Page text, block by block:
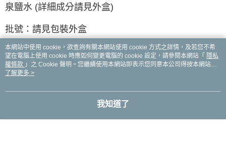
泉鹽水 (詳細成分請見外盒)
批號：請見包裝外盒
保存期限：4年
有效期間：請見中文標籤說明，開封後請儘速使用。
注意事項：本產品不含防腐劑，請保持瓶口處乾燥。
本網站中使用 cookie，欲查詢有關本網站使用 cookie 方式之詳情，及若您不希
望在電腦上使用 cookie 時應如何變更電腦的 cookie 設定，請參閱本網站「 隱私
權條款 」之 Cookie 聲明。您繼續使用本網站即表示您同意本公司得按本網站使
用條款之 Cookie 聲明使用 cookie。
了解更多 >
我知道了